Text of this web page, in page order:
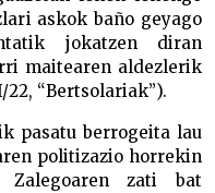
askok baño geyago
jokatzen diran
maitearen aldezlerik
22, “Bertsolariak”).
pasatu berrogeita lau
politizazio horrekin
Zalegoaren zati bat